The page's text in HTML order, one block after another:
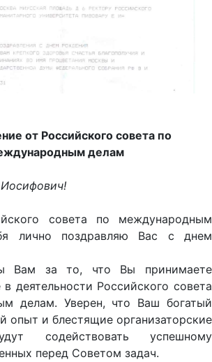
от Российского совета по
делам
совета по международным
лично поздравляю Вас с днем
Вам за то, что Вы принимаете
деятельности Российского совета
делам. Уверен, что Ваш богатый
опыт и блестящие организаторские
содействовать успешному
перед Советом задач.